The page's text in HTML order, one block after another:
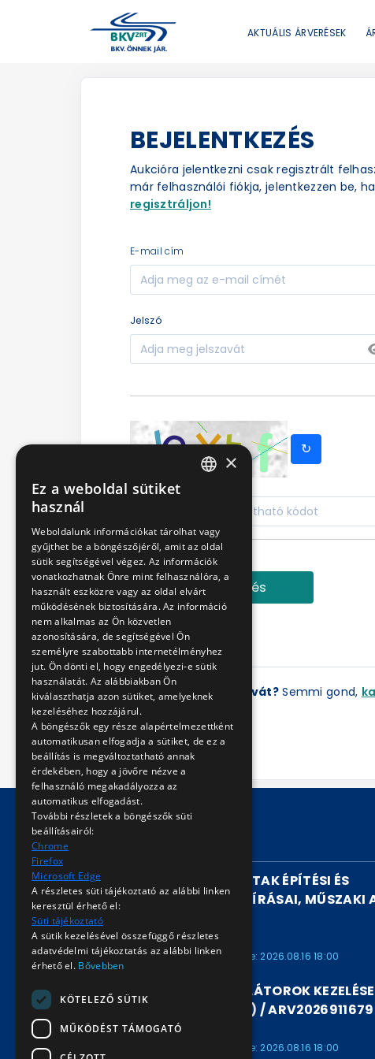
AKTUÁLIS ÁRVERÉSEK
BEJELENTKEZÉS
Aukcióra jelentkezni csak regisztrált
már felhasználói fiókja, jelentkezzen be,
regisztráljon!
e-mail cím
jelszó
↻
Bejelentkezés
Elfelejtette a jelszavát? Semmi gond,
helyreállításához.
ELŐVÁROSI GYORSVASUTAK ÉPÍTÉSI ÉS
PÁLYAFENNTARTÁSI ELŐÍRÁSAI, MŰSZAKI
(1978) / ARV2026911680
ARV2026911680
Kezdete: 2026.08.07 16:00
Vége: 2026.08.16 18:00
LÉDER JÓZSEF: AKKUMULÁTOROK
KARBANTARTÁSA (1968) / ARV2026911679
ARV2026911679
Vége: 2026.08.16 18:00
×
Ez a weboldal sütiket
használ
Weboldalunk információkat tárolhat vagy
gyűjthet be a böngészőjéről, amit az oldal
sütik segítségével végez. Az információk
vonatkozhatnak Önre mint felhasználóra, a
használt eszközre vagy az oldal elvárt
működésének biztosítására. Az információ
nem alkalmas az Ön közvetlen
azonosítására, de segítségével Ön
személyre szabottabb internetélményhez
jut. Ön dönti el, hogy engedélyezi-e sütik
használatát. Az alábbiakban Ön
kiválaszthatja azon sütiket, amelyeknek
kezeléséhez hozzájárul.
A böngészők egy része alapértelmezettként
automatikusan elfogadja a sütiket, de ez a
beállítás is megváltoztatható annak
érdekében, hogy a jövőre nézve a
felhasználó megakadályozza az
automatikus elfogadást.
További részletek a böngészők süti
beállításairól:
Chrome
Firefox
Microsoft Edge
A részletes süti tájékoztató az alábbi linken
keresztül érhető el:
Süti tájékoztató
A sütik kezelésével összefüggő részletes
adatvédelmi tájékoztatás az alábbi linken
érhető el. Bővebben
KÖTELEZŐ SÜTIK
MŰKÖDÉST TÁMOGATÓ